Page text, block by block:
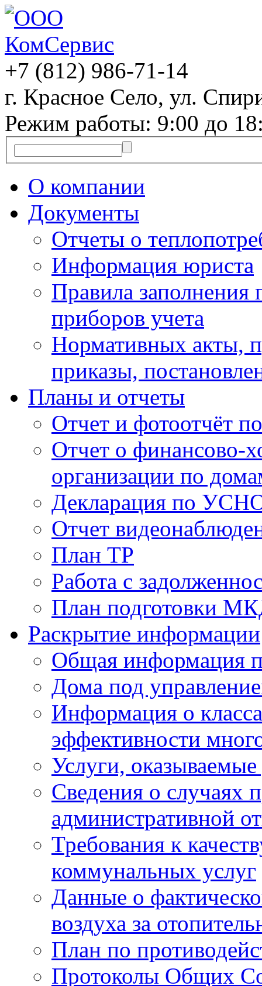
+7 (812) 986-71-14
г. Красное Село, ул.
Режим работы: 9:00 до
О компании
Документы
Отчеты о
Информация юриста
Правила заполнения
приборов учета
Нормативных акты,
приказы,
Планы и отчеты
Отчет и фотоотчёт
Отчет о финансово-
организации по
Декларация по
Отчет
План ТР
Работа с
План подготовки
Раскрытие информации
Общая информация
Дома под
Информация о
эффективности
Услуги,
Сведения о случаях
административной
Требования к
коммунальных услуг
Данные о
воздуха за
План по
Протоколы Общих